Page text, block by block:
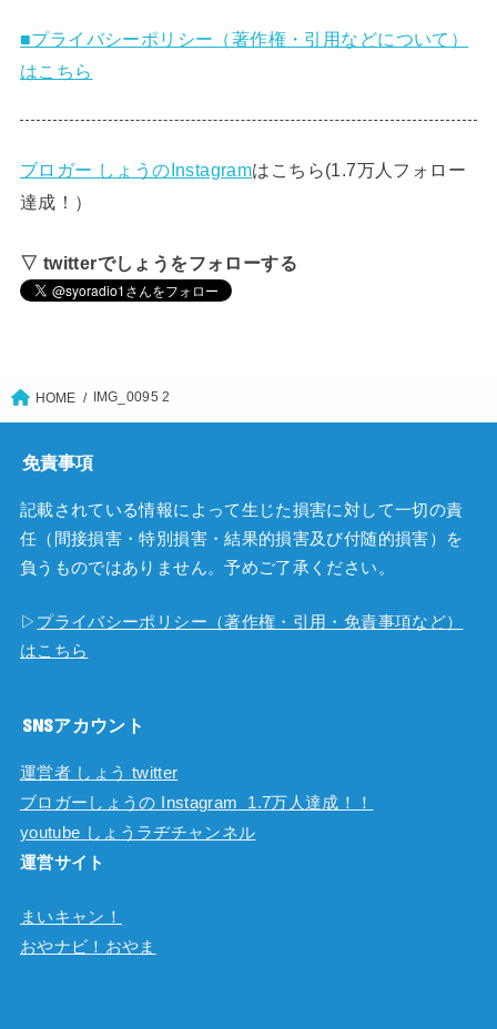
■プライバシーポリシー（著作権・引用などについて）
はこちら
ブロガー しょうのInstagramはこちら(1.7万人フォロー
達成！）
▽ twitterでしょうをフォローする
HOME IMG_0095 2
免責事項
記載されている情報によって生じた損害に対して一切の責
任（間接損害・特別損害・結果的損害及び付随的損害）を
負うものではありません。予めご了承ください。
▷ プライバシーポリシー（著作権・引用・免責事項など）
はこちら
SNSアカウント
運営者 しょう twitter
ブロガーしょうの Instagram 1.7万人達成！！
youtube しょうラヂチャンネル
運営サイト
まいキャン！
おやナビ！おやま